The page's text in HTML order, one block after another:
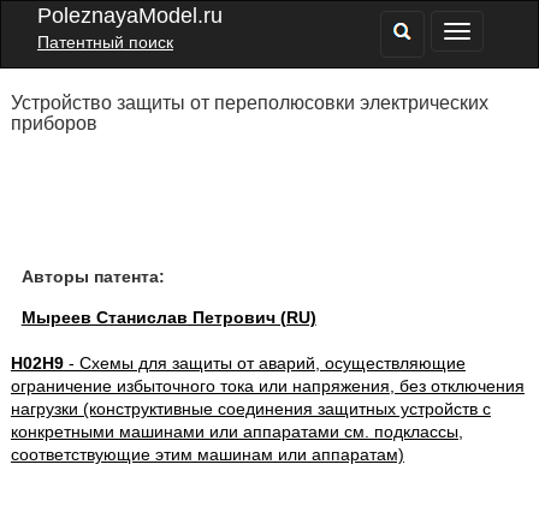
PoleznayaModel.ru
Патентный поиск
Устройство защиты от переполюсовки электрических
приборов
Авторы патента:
Мыреев Станислав Петрович (RU)
H02H9- Схемы для защиты от аварий, осуществляющие
ограничение избыточного тока или напряжения, без отключения
нагрузки (конструктивные соединения защитных устройств с
конкретными машинами или аппаратами см. подклассы,
соответствующие этим машинам или аппаратам)